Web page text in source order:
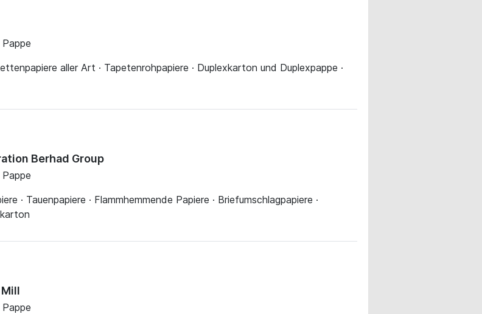
aller Art · Tapetenrohpapiere · Duplexkarton und Duplexpappe ·
Berhad Group
· Tauenpapiere · Flammhemmende Papiere · Briefumschlagpapiere ·